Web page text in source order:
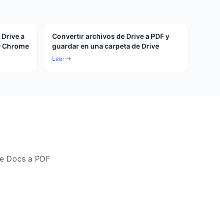
a
Chrome
Convertir archivos de Drive a PDF y
guardar en una carpeta de Drive
Leer →
Docs a PDF